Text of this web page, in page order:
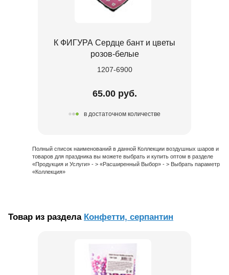
К ФИГУРА Сердце бант и цветы
розов-белые
1207-6900
65.00 руб.
в достаточном количестве
Полный список наименований в данной Коллекции воздушных шаров и
товаров для праздника вы можете выбрать и купить оптом в разделе
«Продукция и Услуги» - > «Расширенный Выбор» - > Выбрать параметр
«Коллекция»
Товар из раздела Конфетти, серпантин